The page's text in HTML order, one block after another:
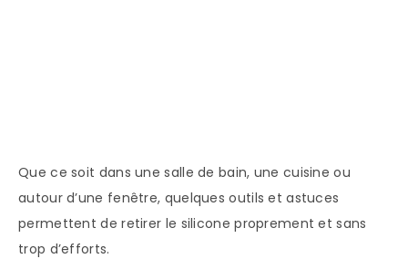
Que ce soit dans une salle de bain, une cuisine ou
autour d’une fenêtre, quelques outils et astuces
permettent de retirer le silicone proprement et sans
trop d’efforts.